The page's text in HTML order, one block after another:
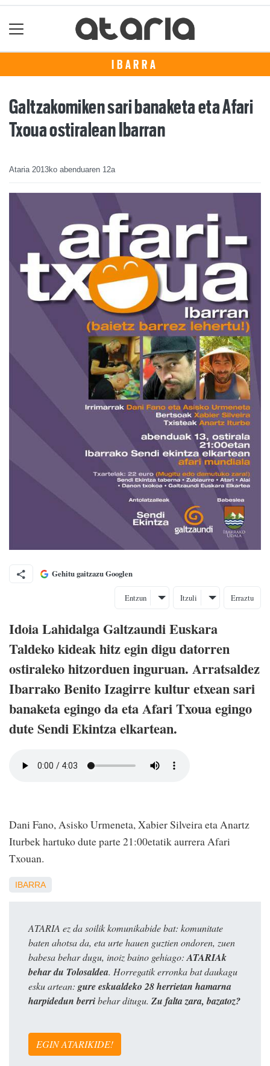
IBARRA
Galtzakomiken sari banaketa eta Afari
Txoua ostiralean Ibarran
Ataria 2013ko abenduaren 12a
Gehitu gaitzazu Googlen
Entzun Itzuli Erraztu
Idoia Lahidalga Galtzaundi Euskara
Taldeko kideak hitz egin digu datorren
ostiraleko hitzorduen inguruan. Arratsaldez
Ibarrako Benito Izagirre kultur etxean sari
banaketa egingo da eta Afari Txoua egingo
dute Sendi Ekintza elkartean.
Dani Fano, Asisko Urmeneta, Xabier Silveira eta Anartz
Iturbek hartuko dute parte 21:00etatik aurrera Afari
Txouan.
IBARRA
ATARIA ez da soilik komunikabide bat: komunitate
baten ahotsa da, eta urte hauen guztien ondoren, zuen
babesa behar dugu, inoiz baino gehiago: ATARIAk
behar du Tolosaldea. Horregatik erronka bat daukagu
esku artean: gure eskualdeko 28 herrietan hamarna
harpidedun berribehar ditugu. Zu falta zara, bazatoz?
EGIN ATARIKIDE!